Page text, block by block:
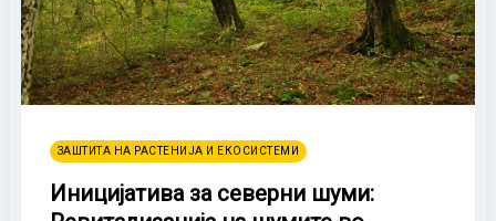
ЗАШТИТА НА РАСТЕНИЈА И ЕКОСИСТЕМИ
Иницијатива за северни шуми: